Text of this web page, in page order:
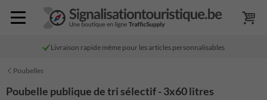
Livraison rapide même pour les articles personnalisables
Poubelles
Poubelle publique de tri sélectif - 3x60 litres